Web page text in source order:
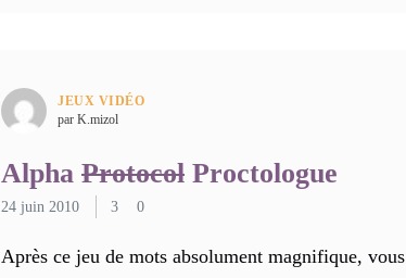
JEUX VIDÉO
par K.mizol
Alpha Protocol Proctologue
24 juin 2010 3 0
Après ce jeu de mots absolument magnifique, vous